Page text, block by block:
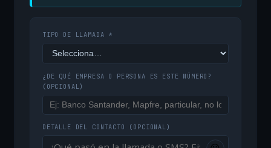
TIPO DE LLAMADA *
¿DE QUÉ EMPRESA O PERSONA ES ESTE NÚMERO?
(OPCIONAL)
DETALLE DEL CONTACTO (OPCIONAL)